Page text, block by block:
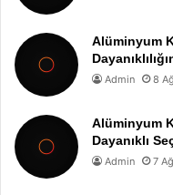
Alüminyum
Admin 8
Alüminyum
Dayanıklı
Admin 7